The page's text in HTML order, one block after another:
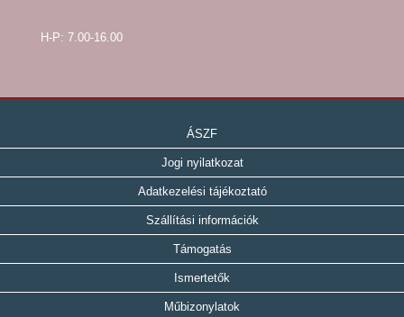
H-P: 7.00-16.00
ÁSZF
Jogi nyilatkozat
Adatkezelési tájékoztató
Szállítási információk
Támogatás
Ismertetők
Műbizonylatok